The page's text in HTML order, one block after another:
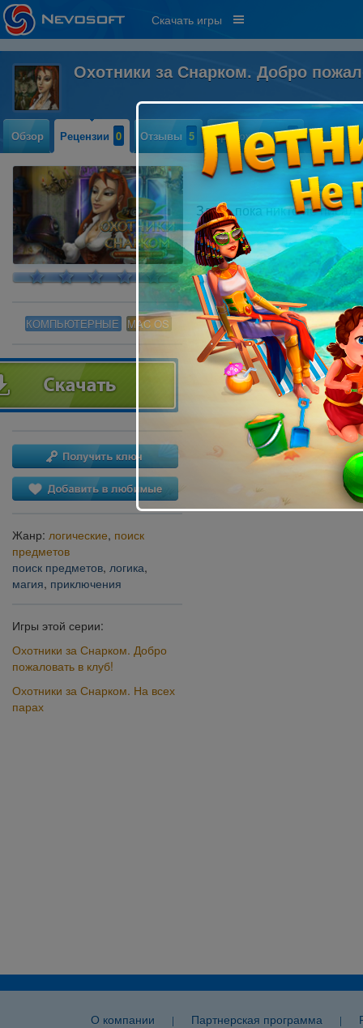
Скачать игры
Охотники за Снарком. Добро
Обзор Рецензии 0 Отзывы 5 Прохождение 0
КОМПЬЮТЕРНЫЕ MAC OS
Жанр: логические, поиск
предметов
поиск предметов, логика,
магия, приключения
Игры этой серии:
Охотники за Снарком. Добро
пожаловать в клуб!
Охотники за Снарком. На всех
парах
Здесь пока никто не писал
О компании | Партнерская программа |